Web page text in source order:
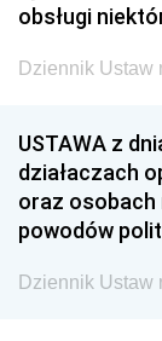
obsługi
Dziennik Ustaw
USTAWA z
działaczach
oraz osobach
powodów
Dziennik Ustaw